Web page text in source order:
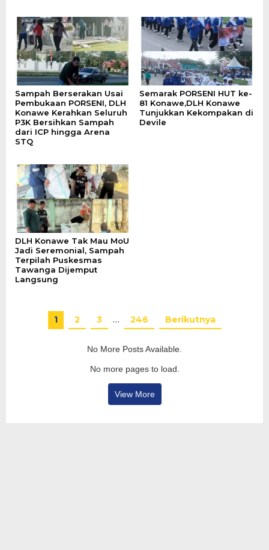
Sampah Berserakan Usai
Pembukaan PORSENI, DLH
Konawe Kerahkan Seluruh
P3K Bersihkan Sampah
dari ICP hingga Arena
STQ
Semarak PORSENI HUT ke-
81 Konawe,DLH Konawe
Tunjukkan Kekompakan di
Devile
DLH Konawe Tak Mau MoU
Jadi Seremonial, Sampah
Terpilah Puskesmas
Tawanga Dijemput
Langsung
1 2 3 … 246 Berikutnya
No More Posts Available.
No more pages to load.
View More